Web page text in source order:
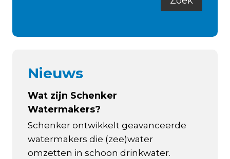
Nieuws
Wat zijn Schenker
Watermakers?
Schenker ontwikkelt geavanceerde
watermakers die (zee)water
omzetten in schoon drinkwater.